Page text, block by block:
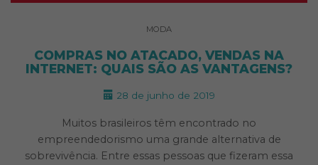
MODA
COMPRAS NO ATACADO, VENDAS NA
INTERNET: QUAIS SÃO AS VANTAGENS?
28 de junho de 2019
Muitos brasileiros têm encontrado no
empreendedorismo uma grande alternativa de
sobrevivência. Entre essas pessoas que fizeram essa